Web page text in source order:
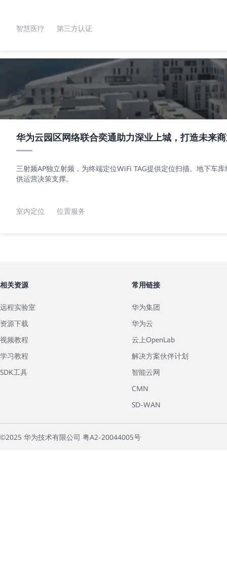
智慧医疗 第三方认证
华为云园区网络联合奕通助力深业上城，打造未来
三射频AP独立射频，为终端定位WiFi TAG提供定位扫描。地下车库结合蓝牙beacon，可实现1m~3m的高精度定位。华为开放API接口对接奕通应用平台，实现客流分析和室内导航，精准营销，并提
供运营决策支撑。
室内定位 位置服务
相关资源
远程实验室
资源下载
视频教程
学习教程
SDK工具
常用链接
华为集团
华为云
云上OpenLab
解决方案伙伴计划
智能云网
CMN
SD-WAN
©2025 华为技术有限公司 粤A2-20044005号